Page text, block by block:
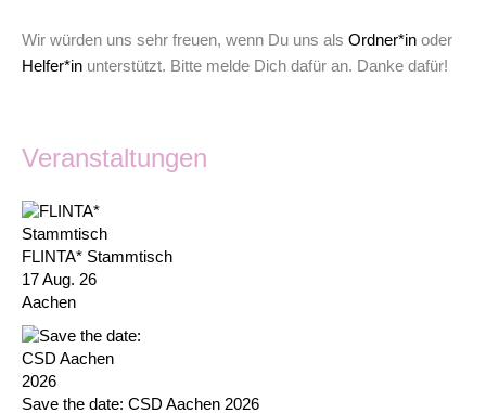
Wir würden uns sehr freuen, wenn Du uns als Ordner*in oder
Helfer*in unterstützt. Bitte melde Dich dafür an. Danke dafür!
Veranstaltungen
FLINTA* Stammtisch
17 Aug. 26
Aachen
Save the date: CSD Aachen 2026